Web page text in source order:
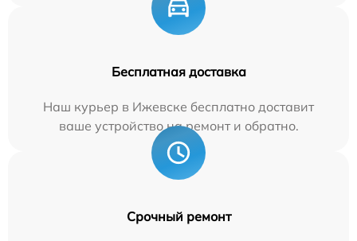
Бесплатная доставка
Наш курьер в Ижевске бесплатно доставит
ваше устройство на ремонт и обратно.
Срочный ремонт